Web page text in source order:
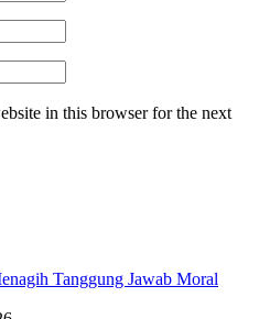
in this browser for the next
Tanggung Jawab Moral